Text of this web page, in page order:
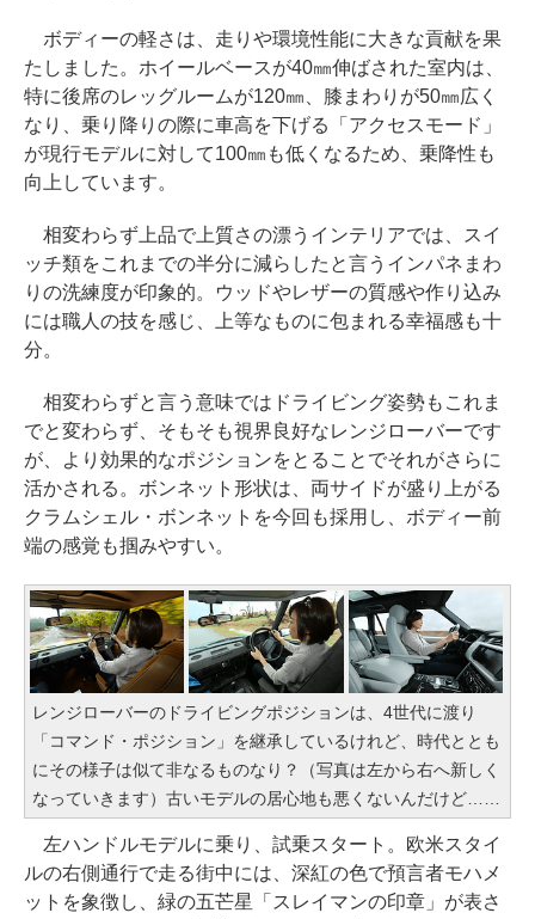
ボディーの軽さは、走りや環境性能に大きな貢献を果
たしました。ホイールベースが40㎜伸ばされた室内は、
特に後席のレッグルームが120㎜、膝まわりが50㎜広く
なり、乗り降りの際に車高を下げる「アクセスモード」
が現行モデルに対して100㎜も低くなるため、乗降性も
向上しています。
相変わらず上品で上質さの漂うインテリアでは、スイ
ッチ類をこれまでの半分に減らしたと言うインパネまわ
りの洗練度が印象的。ウッドやレザーの質感や作り込み
には職人の技を感じ、上等なものに包まれる幸福感も十
分。
相変わらずと言う意味ではドライビング姿勢もこれま
でと変わらず、そもそも視界良好なレンジローバーです
が、より効果的なポジションをとることでそれがさらに
活かされる。ボンネット形状は、両サイドが盛り上がる
クラムシェル・ボンネットを今回も採用し、ボディー前
端の感覚も掴みやすい。
レンジローバーのドライビングポジションは、4世代に渡り
「コマンド・ポジション」を継承しているけれど、時代ととも
にその様子は似て非なるものなり？（写真は左から右へ新しく
なっていきます）古いモデルの居心地も悪くないんだけど……
左ハンドルモデルに乗り、試乗スタート。欧米スタイ
ルの右側通行で走る街中には、深紅の色で預言者モハメ
ットを象徴し、緑の五芒星「スレイマンの印章」が表さ